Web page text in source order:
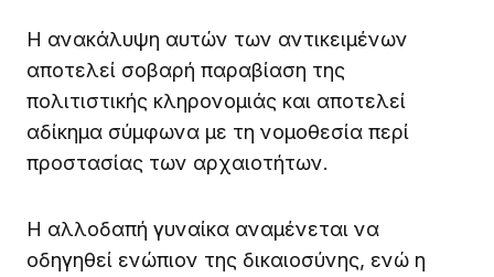
Η ανακάλυψη αυτών των αντικειμένων
αποτελεί σοβαρή παραβίαση της
πολιτιστικής κληρονομιάς και αποτελεί
αδίκημα σύμφωνα με τη νομοθεσία περί
προστασίας των αρχαιοτήτων.
Η αλλοδαπή γυναίκα αναμένεται να
οδηγηθεί ενώπιον της δικαιοσύνης, ενώ η